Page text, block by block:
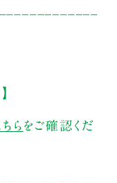
ちら をご確認くだ